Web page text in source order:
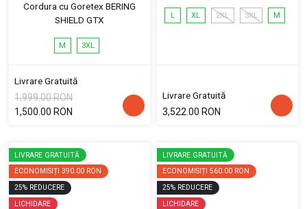
Cordura cu Goretex BERING
SHIELD GTX
M 3XL
Livrare Gratuită
1,999.00 RON
1,500.00 RON
L XL 2XL 3XL M
Livrare Gratuită
3,522.00 RON
LIVRARE GRATUITĂ
ECONOMISIȚI 390.00 RON
25% REDUCERE
LICHIDARE
LIVRARE GRATUITĂ
ECONOMISIȚI 560.00 RON
25% REDUCERE
LICHIDARE